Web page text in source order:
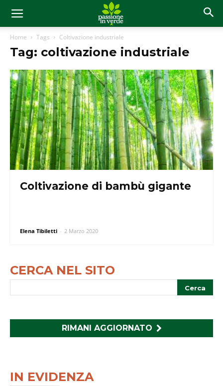
Home Tags Coltivazione industriale
Tag: coltivazione industriale
Coltivazione di bambù gigante
Elena Tibiletti - 2 Marzo 2020
CERCA NEL SITO
RIMANI AGGIORNATO
IN EVIDENZA